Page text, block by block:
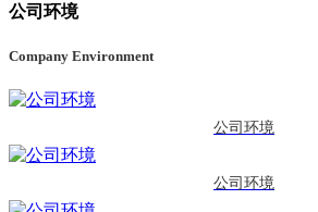
公司环境
Company Environment
公司环境
公司环境